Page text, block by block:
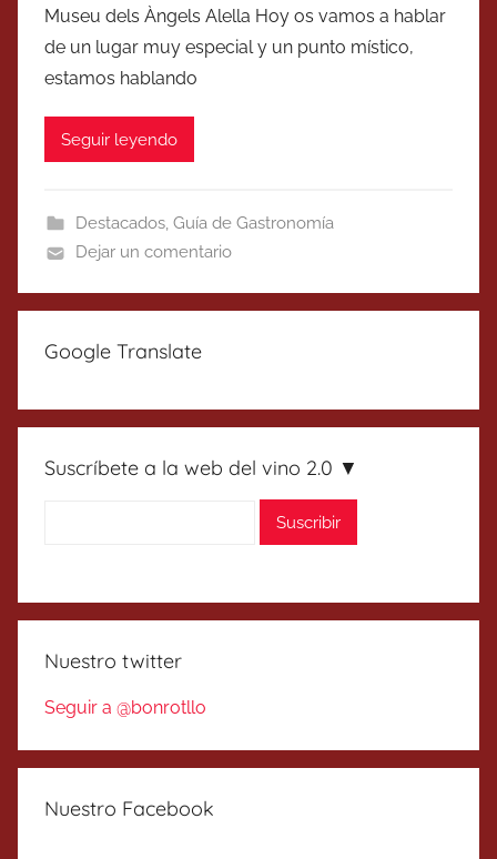
Museu dels Àngels Alella Hoy os vamos a hablar
de un lugar muy especial y un punto místico,
estamos hablando
Seguir leyendo
Destacados, Guía de Gastronomía
Dejar un comentario
Google Translate
Suscríbete a la web del vino 2.0 ▼
Nuestro twitter
Seguir a @bonrotllo
Nuestro Facebook